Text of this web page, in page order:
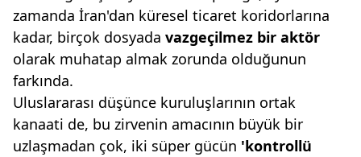
zamanda İran'dan küresel ticaret koridorlarına
kadar, birçok dosyada vazgeçilmez bir aktör
olarak muhatap almak zorunda olduğunun
farkında.
Uluslararası düşünce kuruluşlarının ortak
kanaati de, bu zirvenin amacının büyük bir
uzlaşmadan çok, iki süper gücün 'kontrollü